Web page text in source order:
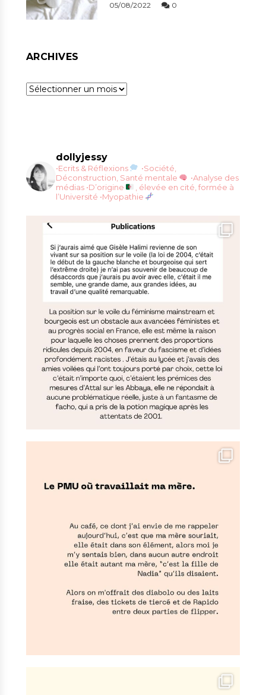
05/08/2022 0
ARCHIVES
Archives
dollyjessy
•Ecrits & Réflexions
•Société,
Déconstruction, Santé mentale
•Analyse des
médias •D’origine
, élevée en cité, formée à
l’Université •Myopathie